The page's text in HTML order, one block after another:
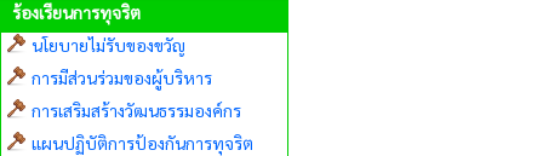
ร้องเรียนการทุจริต
นโยบายไม่รับของขวัญ
การมีส่วนร่วมของผู้บริหาร
การเสริมสร้างวัฒนธรรมองค์กร
แผนปฏิบัติการป้องกันการทุจริต